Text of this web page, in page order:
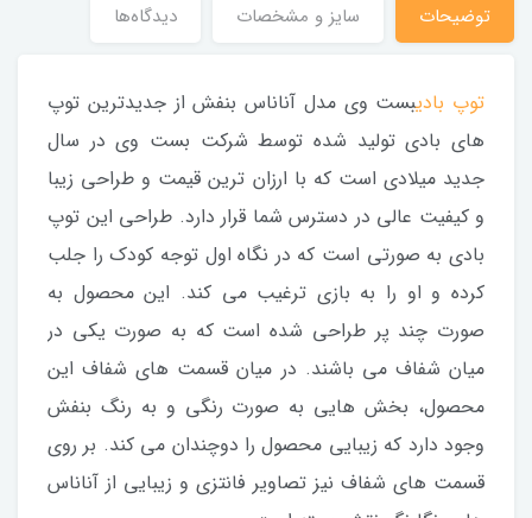
توضیحات سایز و مشخصات دیدگاه‌ها
توپ بادیبست وی مدل آناناس بنفش از جدیدترین توپ
های بادی تولید شده توسط شرکت بست وی در سال
جدید میلادی است که با ارزان ترین قیمت و طراحی زیبا
و کیفیت عالی در دسترس شما قرار دارد. طراحی این توپ
بادی به صورتی است که در نگاه اول توجه کودک را جلب
کرده و او را به بازی ترغیب می کند. این محصول به
صورت چند پر طراحی شده است که به صورت یکی در
میان شفاف می باشند. در میان قسمت های شفاف این
محصول، بخش هایی به صورت رنگی و به رنگ بنفش
وجود دارد که زیبایی محصول را دوچندان می کند. بر روی
قسمت های شفاف نیز تصاویر فانتزی و زیبایی از آناناس